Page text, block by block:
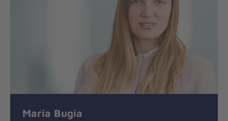
Maria Bugia